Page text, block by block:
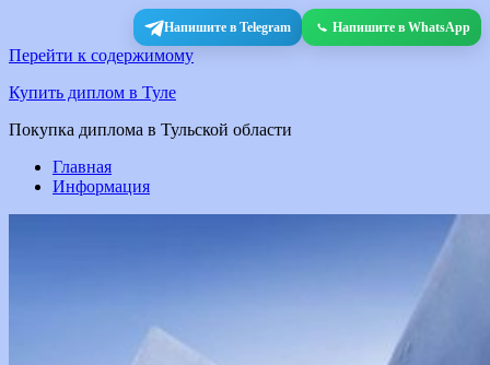
Напишите в Telegram Напишите в WhatsApp
Перейти к содержимому
Купить диплом в Туле
Покупка диплома в Тульской области
Главная
Информация